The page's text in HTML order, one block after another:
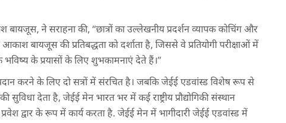
बायजूस, ने सराहना की, “छात्रों का उल्लेखनीय प्रदर्शन व्यापक कोचिंग और
बायजूस की प्रतिबद्धता को दर्शाता है, जिससे वे प्रतियोगी परीक्षाओं में
के प्रयासों के लिए शुभकामनाएं देते हैं।”
करने के लिए दो सत्रों में संरचित है। जबकि जेईई एडवांस्ड विशेष रूप से
देता है, जेईई मेन भारत भर में कई राष्ट्रीय प्रौद्योगिकी संस्थान
द्वार के रूप में कार्य करता है. जेईई मेन में भागीदारी जेईई एडवांस्ड में